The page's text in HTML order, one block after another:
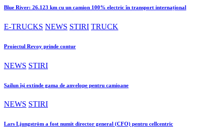
Blue River: 26.123 km cu un camion 100% electric în transport internațional
E-TRUCKS NEWS STIRI TRUCK
Proiectul Revoy prinde contur
NEWS STIRI
Sailun își extinde gama de anvelope pentru camioane
NEWS STIRI
Lars Ljungström a fost numit director general (CFO) pentru cellcentric